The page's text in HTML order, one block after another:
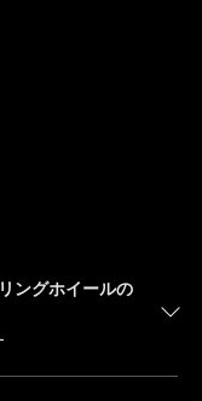
ングホイールの